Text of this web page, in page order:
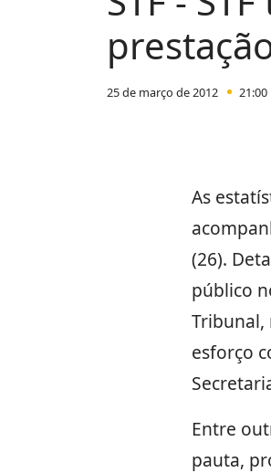
25 de março de 2012 21:00
As
(26).
público
Tribunal,
esforço
Entre
pauta,